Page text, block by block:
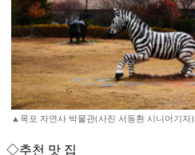
▲목포 자연사 박물관(사진 서동환 시니어기자)
◇추천 맛 집